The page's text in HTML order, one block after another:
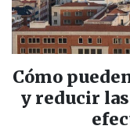
Cómo
y reducir